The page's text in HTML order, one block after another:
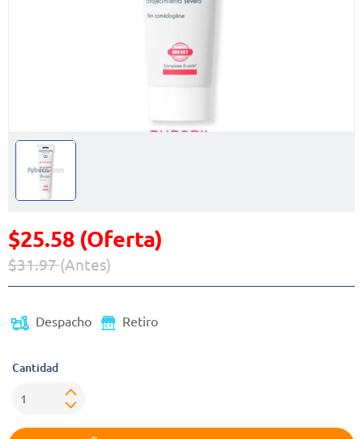
$25.58 (Oferta)
Precio reducido de
$31.97(Antes)
Despacho Retiro
Cantidad